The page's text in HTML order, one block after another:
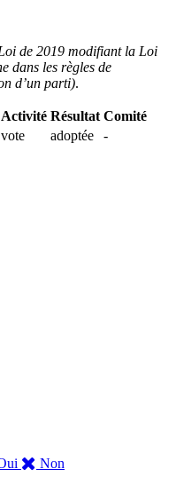
de 2019 modifiant la Loi
dans les règles de
d’un parti).
Activité Résultat Comité
vote adoptée -
,
Non